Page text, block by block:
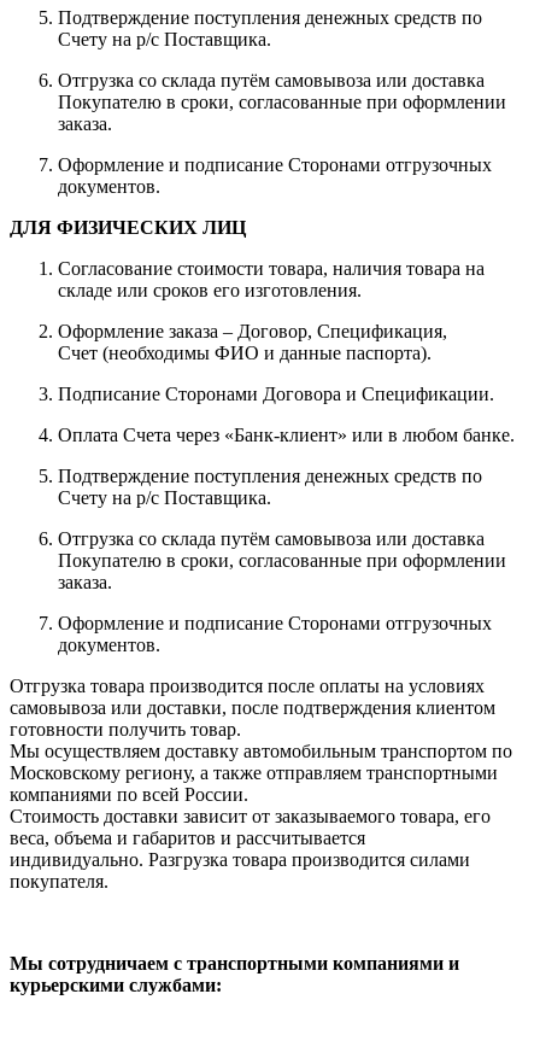
Подтверждение поступления денежных средств по
Счету на р/с Поставщика.
Отгрузка со склада путём самовывоза или доставка
Покупателю в сроки, согласованные при оформлении
заказа.
Оформление и подписание Сторонами отгрузочных
документов.
ДЛЯ ФИЗИЧЕСКИХ ЛИЦ
Согласование стоимости товара, наличия товара на
складе или сроков его изготовления.
Оформление заказа – Договор, Спецификация,
Счет (необходимы ФИО и данные паспорта).
Подписание Сторонами Договора и Спецификации.
Оплата Счета через «Банк-клиент» или в любом банке.
Подтверждение поступления денежных средств по
Счету на р/с Поставщика.
Отгрузка со склада путём самовывоза или доставка
Покупателю в сроки, согласованные при оформлении
заказа.
Оформление и подписание Сторонами отгрузочных
документов.
Отгрузка товара производится после оплаты на условиях
самовывоза или доставки, после подтверждения клиентом
готовности получить товар.
Мы осуществляем доставку автомобильным транспортом по
Московскому региону, а также отправляем транспортными
компаниями по всей России.
Стоимость доставки зависит от заказываемого товара, его
веса, объема и габаритов и рассчитывается
индивидуально. Разгрузка товара производится силами
покупателя.
Мы сотрудничаем с транспортными компаниями и
курьерскими службами: